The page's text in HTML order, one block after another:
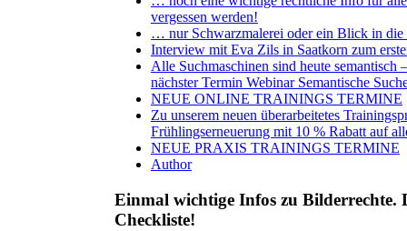
vergessen werden!
… nur Schwarzmalerei oder ein Blick in
Interview mit Eva Zils in Saatkorn zum
Alle Suchmaschinen sind heute
nächster Termin Webinar Semantische
NEUE ONLINE TRAININGS TERMINE
Zu unserem neuen überarbeitetes
Frühlingserneuerung mit 10 % Rabatt auf
NEUE PRAXIS TRAININGS TERMINE
Author
Einmal wichtige Infos zu Bilderrechte.
Checkliste!